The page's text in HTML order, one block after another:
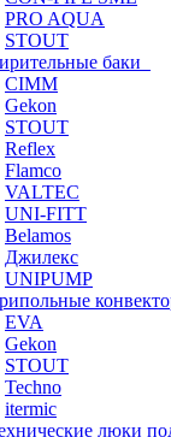
PRO AQUA
STOUT
баки
CIMM
Gekon
STOUT
Reflex
Flamco
VALTEC
UNI-FITT
Belamos
Джилекс
UNIPUMP
EVA
Gekon
STOUT
Techno
itermic
люки